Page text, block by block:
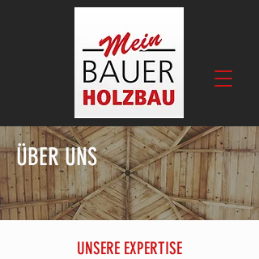
ÜBER UNS
UNSERE EXPERTISE